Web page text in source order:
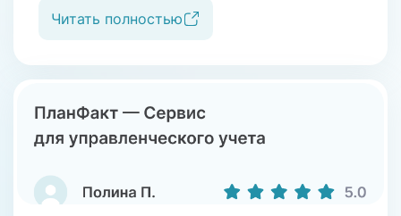
сталкивались с необходимостью его
сложно отслеживать экономику по каждому
объекту и вести сквозную аналитику
по этапам строительства. Выбрали
и внимательному продавцу-консультанту,
который понял наши задачи и предложил
Читать полностью